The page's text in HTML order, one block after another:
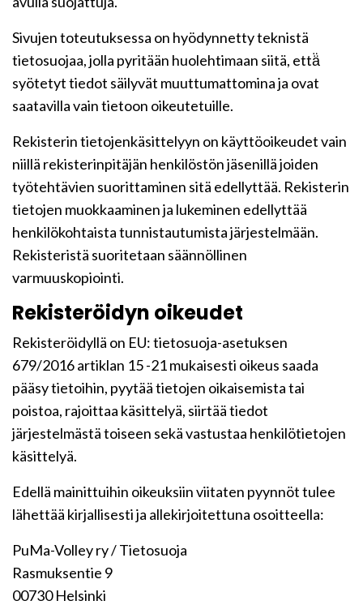
Sivujen toteutuksessa on hyödynnetty teknistä
tietosuojaa, jolla pyritään huolehtimaan siitä, että̈
syötetyt tiedot säilyvät muuttumattomina ja ovat
saatavilla vain tietoon oikeutetuille.
Rekisterin tietojenkäsittelyyn on käyttöoikeudet vain
niillä rekisterinpitäjän henkilöstön jäsenillä joiden
työtehtävien suorittaminen sitä edellyttää. Rekisterin
tietojen muokkaaminen ja lukeminen edellyttää
henkilökohtaista tunnistautumista järjestelmään.
Rekisteristä suoritetaan säännöllinen
varmuuskopiointi.
Rekisteröidyn oikeudet
Rekisteröidyllä on EU: tietosuoja-asetuksen
679/2016 artiklan 15 -21 mukaisesti oikeus saada
pääsy tietoihin, pyytää tietojen oikaisemista tai
poistoa, rajoittaa käsittelyä, siirtää tiedot
järjestelmästä toiseen sekä vastustaa henkilötietojen
käsittelyä.
Edellä mainittuihin oikeuksiin viitaten pyynnöt tulee
lähettää kirjallisesti ja allekirjoitettuna osoitteella:
PuMa-Volley ry / Tietosuoja
Rasmuksentie 9
00730 Helsinki